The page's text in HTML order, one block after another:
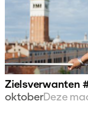
Zielsverwanten
oktoberDeze